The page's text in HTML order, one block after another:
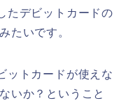
たデビットカードの
たいです。
ットカードが使えな
いか？ということ